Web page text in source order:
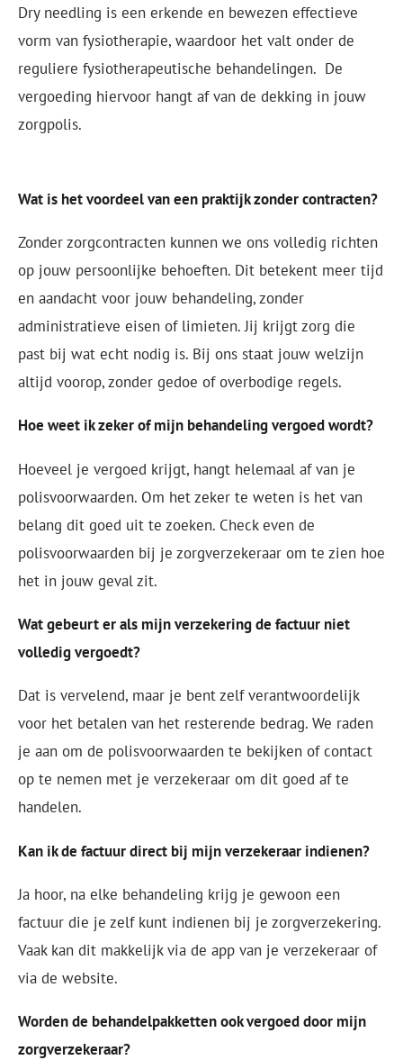
Dry needling is een erkende en bewezen effectieve
vorm van fysiotherapie, waardoor het valt onder de
reguliere fysiotherapeutische behandelingen. De
vergoeding hiervoor hangt af van de dekking in jouw
zorgpolis.
Wat is het voordeel van een praktijk zonder contracten?
Zonder zorgcontracten kunnen we ons volledig richten
op jouw persoonlijke behoeften. Dit betekent meer tijd
en aandacht voor jouw behandeling, zonder
administratieve eisen of limieten. Jij krijgt zorg die
past bij wat echt nodig is. Bij ons staat jouw welzijn
altijd voorop, zonder gedoe of overbodige regels.
Hoe weet ik zeker of mijn behandeling vergoed wordt?
Hoeveel je vergoed krijgt, hangt helemaal af van je
polisvoorwaarden. Om het zeker te weten is het van
belang dit goed uit te zoeken. Check even de
polisvoorwaarden bij je zorgverzekeraar om te zien hoe
het in jouw geval zit.
Wat gebeurt er als mijn verzekering de factuur niet
volledig vergoedt?
Dat is vervelend, maar je bent zelf verantwoordelijk
voor het betalen van het resterende bedrag. We raden
je aan om de polisvoorwaarden te bekijken of contact
op te nemen met je verzekeraar om dit goed af te
handelen.
Kan ik de factuur direct bij mijn verzekeraar indienen?
Ja hoor, na elke behandeling krijg je gewoon een
factuur die je zelf kunt indienen bij je zorgverzekering.
Vaak kan dit makkelijk via de app van je verzekeraar of
via de website.
Worden de behandelpakketten ook vergoed door mijn
zorgverzekeraar?